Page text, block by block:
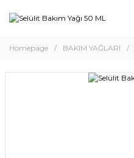
Homepage BAKIM YAĞLARI